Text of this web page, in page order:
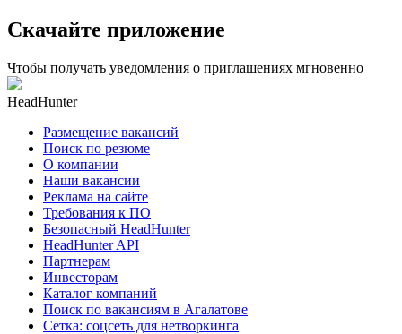
Скачайте приложение
Чтобы получать уведомления о приглашениях мгновенно
HeadHunter
Размещение вакансий
Поиск по резюме
О компании
Наши вакансии
Реклама на сайте
Требования к ПО
Безопасный HeadHunter
HeadHunter API
Партнерам
Инвесторам
Каталог компаний
Поиск по вакансиям в Агалатове
Сетка: соцсеть для нетворкинга